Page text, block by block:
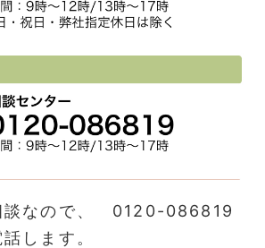
談なので、 0120-086819
します。